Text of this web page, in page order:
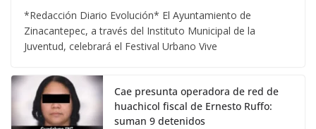
*Redacción Diario Evolución* El Ayuntamiento de
Zinacantepec, a través del Instituto Municipal de la
Juventud, celebrará el Festival Urbano Vive
Cae presunta operadora de red de
huachicol fiscal de Ernesto Ruffo:
suman 9 detenidos